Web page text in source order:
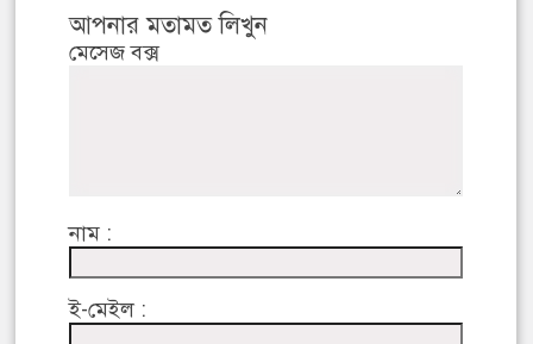
আপনার মতামত লিখুন
মেসেজ বক্স
নাম :
ই-মেইল :